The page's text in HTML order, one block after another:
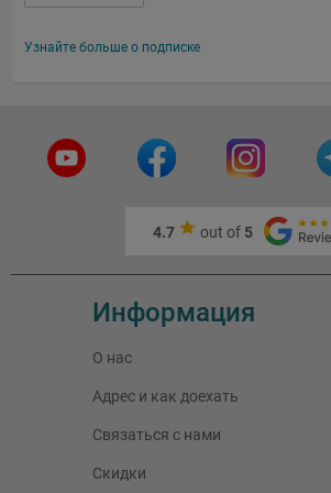
Узнайте больше о подписке
4.7 out of 5
Информация
О нас
Адрес и как доехать
Связаться с нами
Скидки